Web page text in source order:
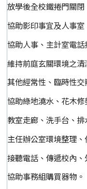
放學後全校鐵捲門關閉
協助影印事宜及人事
協助人事、主計室電話
維持前庭玄關環境之清
其他經常性、臨時性交
協助綠地澆水、花木修
教室走廊、洗手台、
主任辦公室環境整理
接聽電話、傳遞校內、
協助事務組購買器物。